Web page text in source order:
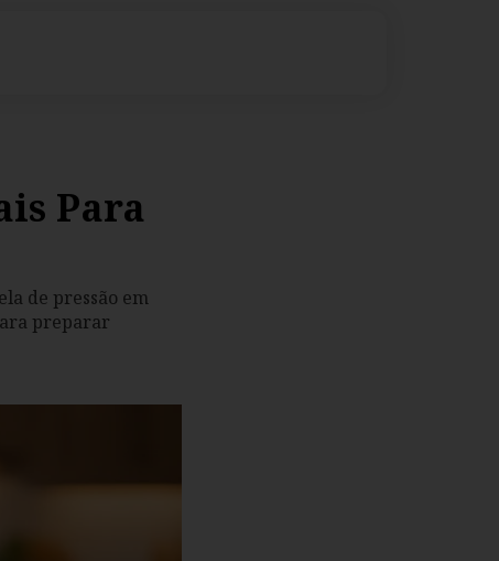
Para
de pressão em
preparar